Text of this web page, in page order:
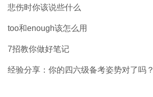
悲伤时你该说些什么
too和enough该怎么用
7招教你做好笔记
经验分享：你的四六级备考姿势对了吗？